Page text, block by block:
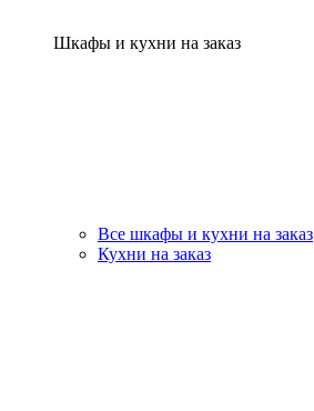
Шкафы и кухни на заказ
Все шкафы и кухни на заказ
Кухни на заказ